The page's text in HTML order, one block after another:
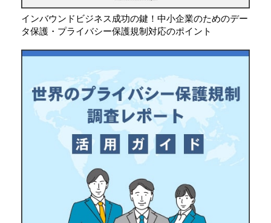
インバウンドビジネス成功の鍵！中小企業のためのデー
タ保護・プライバシー保護規制対応のポイント